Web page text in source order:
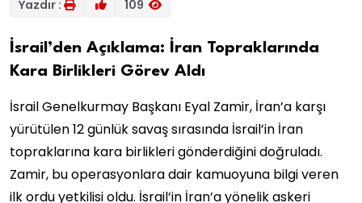
Yazdır : 109
İsrail’den Açıklama: İran Topraklarında
Kara Birlikleri Görev Aldı
İsrail Genelkurmay Başkanı Eyal Zamir, İran’a karşı
yürütülen 12 günlük savaş sırasında İsrail’in İran
topraklarına kara birlikleri gönderdiğini doğruladı.
Zamir, bu operasyonlara dair kamuoyuna bilgi veren
ilk ordu yetkilisi oldu. İsrail’in İran’a yönelik askeri